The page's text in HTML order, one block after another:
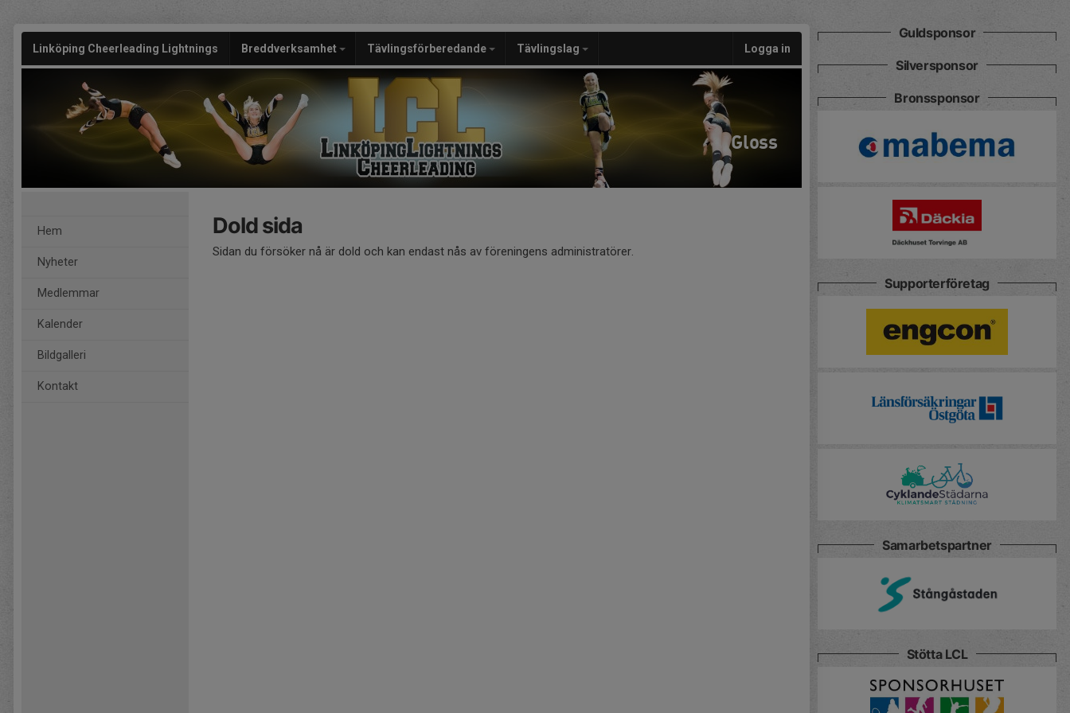
Linköping Cheerleading Lightnings Breddverksamhet Tävlingsförberedande Tävlingslag Logga in
Gloss
Hem
Nyheter
Medlemmar
Kalender
Bildgalleri
Kontakt
Dold sida
Sidan du försöker nå är dold och kan endast nås av föreningens administratörer.
Guldsponsor
Silversponsor
Bronssponsor
Supporterföretag
Samarbetspartner
Stötta LCL